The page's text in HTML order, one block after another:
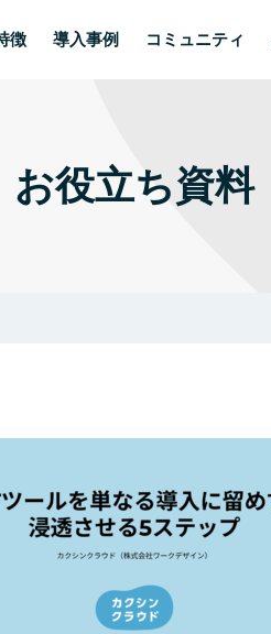
徴 導入事例 コミュニティ
お役立ち資料